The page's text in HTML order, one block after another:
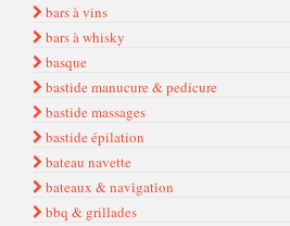
bars à vins
bars à whisky
basque
bastide manucure & pedicure
bastide massages
bastide épilation
bateau navette
bateaux & navi̇gati̇on
bbq & grillades